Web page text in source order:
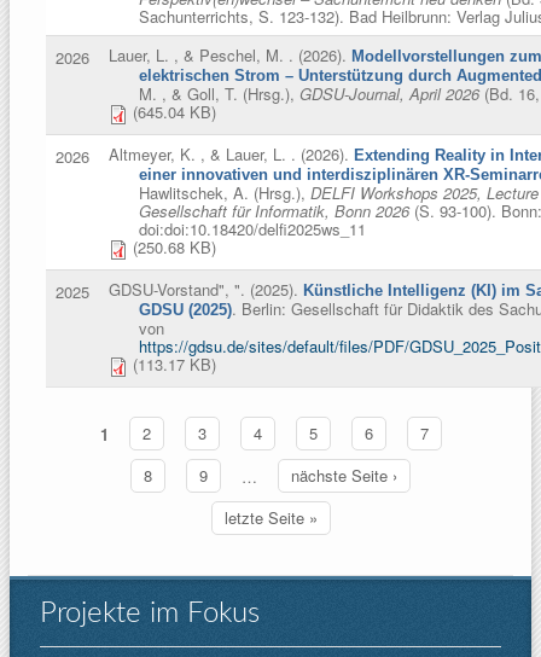
Sachunterrichts, S. 123-132). Bad Heilbrunn: Verlag
2026
Lauer, L. , & Peschel, M. . (2026). Modellvorstellungen
elektrischen Strom – Unterstützung durch
M. , & Goll, T. (Hrsg.), GDSU-Journal, April 2026(Bd. 16,
(645.04 KB)
2026
Altmeyer, K. , & Lauer, L. . (2026). Extending Reality in
einer innovativen und interdisziplinären XR-
Hawlitschek, A. (Hrsg.), DELFI Workshops 2025,
Gesellschaft für Informatik, Bonn 2026(S. 93-100).
doi:doi:10.18420/delfi2025ws_11
(250.68 KB)
2025
GDSU-Vorstand", ". (2025). Künstliche Intelligenz (KI) im
GDSU (2025). Berlin: Gesellschaft für Didaktik des
von
https://gdsu.de/sites/default/files/PDF/
(113.17 KB)
Seiten
1 2 3 4 5 6
7
8
9 …
nächste Seite ›
letzte Seite »
Projekte im Fokus